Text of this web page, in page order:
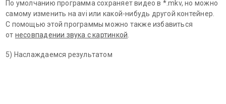
По умолчанию программа сохраняет видео в *.mkv, но можно
самому изменить на avi или какой-нибудь другой контейнер.
С помощью этой программы можно также избавиться
от несовпадении звука с картинкой
5) Наслаждаемся результатом